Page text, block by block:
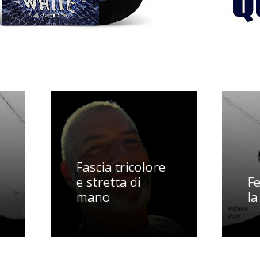
Fascia tricolore
e stretta di
mano